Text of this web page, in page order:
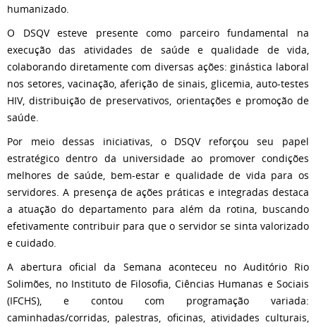
humanizado.
O DSQV esteve presente como parceiro fundamental na
execução das atividades de saúde e qualidade de vida,
colaborando diretamente com diversas ações: ginástica laboral
nos setores, vacinação, aferição de sinais, glicemia, auto-testes
HIV, distribuição de preservativos, orientações e promoção de
saúde.
Por meio dessas iniciativas, o DSQV reforçou seu papel
estratégico dentro da universidade ao promover condições
melhores de saúde, bem-estar e qualidade de vida para os
servidores. A presença de ações práticas e integradas destaca
a atuação do departamento para além da rotina, buscando
efetivamente contribuir para que o servidor se sinta valorizado
e cuidado.
A abertura oficial da Semana aconteceu no Auditório Rio
Solimões, no Instituto de Filosofia, Ciências Humanas e Sociais
(IFCHS), e contou com programação variada:
caminhadas/corridas, palestras, oficinas, atividades culturais,